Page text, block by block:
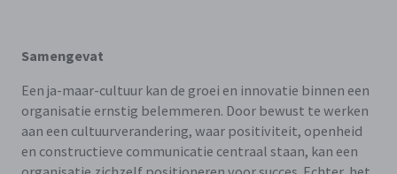
Samengevat
Een ja-maar-cultuur kan de groei en innovatie binnen een
organisatie ernstig belemmeren. Door bewust te werken
aan een cultuurverandering, waar positiviteit, openheid
en constructieve communicatie centraal staan, kan een